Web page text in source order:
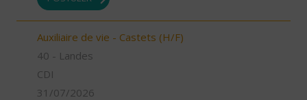
Auxiliaire de vie - Castets (H/F)
40 - Landes
CDI
31/07/2026